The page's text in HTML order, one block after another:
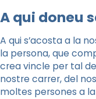
A qui doneu
A qui s’acosta a la
la persona, que
crea vincle per tal
nostre carrer, del
moltes persones a